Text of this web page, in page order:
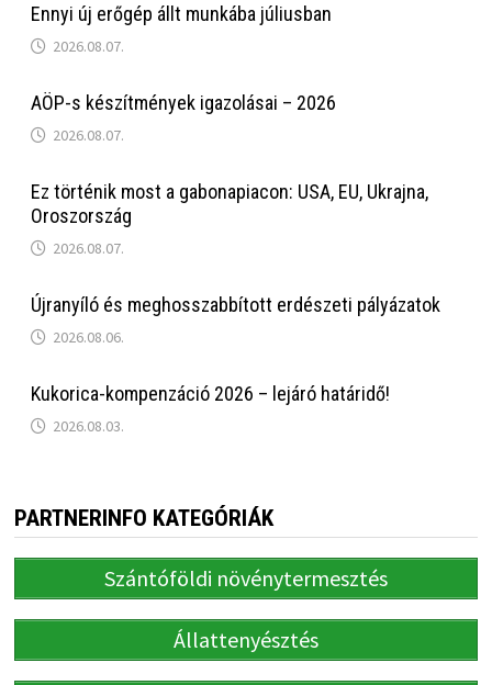
Ennyi új erőgép állt munkába júliusban
2026.08.07.
AÖP-s készítmények igazolásai – 2026
2026.08.07.
Ez történik most a gabonapiacon: USA, EU, Ukrajna,
Oroszország
2026.08.07.
Újranyíló és meghosszabbított erdészeti pályázatok
2026.08.06.
Kukorica-kompenzáció 2026 – lejáró határidő!
2026.08.03.
PARTNERINFO KATEGÓRIÁK
Szántóföldi növénytermesztés
Állattenyésztés